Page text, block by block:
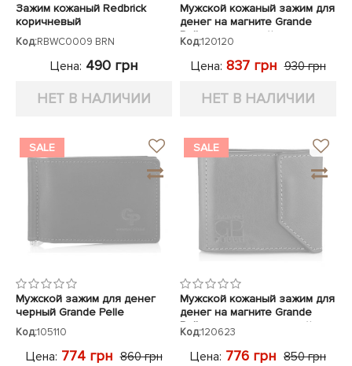
Зажим кожаный Redbrick
коричневый
Код:RBWC0009 BRN
Цена: 490 грн
НЕТ В НАЛИЧИИ
Мужской кожаный зажим для
денег на магните Grande
Pelle коричневый
Код:120120
Цена: 837 грн 930 грн
НЕТ В НАЛИЧИИ
SALE
Мужской зажим для денег
черный Grande Pelle
Код:105110
Цена: 774 грн 860 грн
SALE
Мужской кожаный зажим для
денег на магните Grande
Pelle светло-коричневый
Код:120623
Цена: 776 грн 850 грн